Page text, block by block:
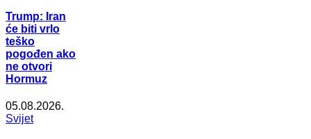
Trump: Iran
će biti vrlo
teško
pogođen ako
ne otvori
Hormuz
05.08.2026.
Svijet